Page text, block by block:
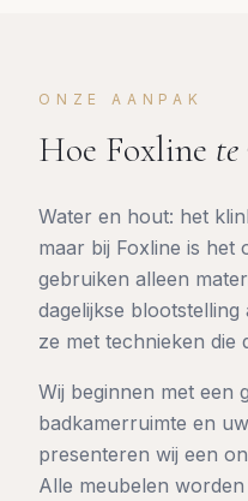
ONZE AANPAK
Hoe Foxline
Water en hout: het
maar bij Foxline is het
gebruiken alleen
dagelijkse
ze met technieken die
Wij beginnen met een
badkamerruimte en
presenteren wij een
Alle meubelen